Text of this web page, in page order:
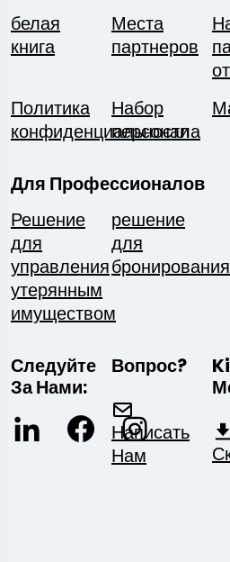
белая
книга
Места
партнеров
Политика
конфиденциальности
Набор
персонала
Для Профессионалов
Решение
для
управления
утерянным
имуществом
решение
для
бронирования
Следуйте
За Нами:
Вопрос?
Написать
Нам